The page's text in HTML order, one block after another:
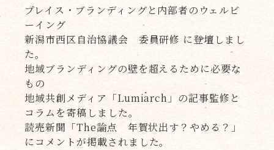
プレイス・ブランディングと内部者のウェルビ
ーイング
新潟市西区自治協議会 委員研修 に登壇しまし
た。
地域ブランディングの壁を超えるために必要な
もの
地域共創メディア「Lumiarch」の記事監修と
コラムを寄稿しました。
読売新聞「The論点 年賀状出す？やめる？」
にコメントが掲載されました。